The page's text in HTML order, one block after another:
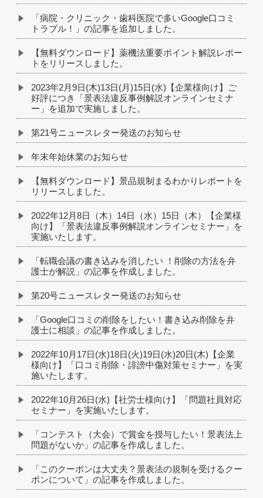
「病院・クリニック・歯科医院で多いGoogle口コミ
トラブル！」の記事を追加しました。
【無料ダウンロード】薬機法重要ポイント解説レポー
トをリリースしました。
2023年2月9日(木)13日(月)15日(水)【企業様向け】ご
好評につき「景表法違反事例解説オンラインセミナ
ー」を追加で実施しました。
第21号ニュースレター発送のお知らせ
年末年始休業のお知らせ
【無料ダウンロード】景品規制まるわかりレポートを
リリースしました。
2022年12月8日（木）14日（水）15日（木）【企業様
向け】「景表法違反事例解説オンラインセミナー」を
実施いたします。
「転職会議の書き込みを消したい ！削除の方法を弁
護士が解説」の記事を作成しました。
第20号ニュースレター発送のお知らせ
「Google口コミの削除をしたい！書き込み削除を弁
護士に相談」の記事を作成しました。
2022年10月17日(水)18日(火)19日(水)20日(木)【企業
様向け】「口コミ削除・誹謗中傷対策セミナー」を実
施いたします。
2022年10月26日(水)【社労士様向け】「問題社員対応
セミナー」を実施いたします。
「コンテスト（大会）で賞金を授与したい！景表法上
問題がないか」の記事を作成しました。
「このクーポンは大丈夫？景表法の規制を受けるクー
ポンについて」の記事を作成しました。